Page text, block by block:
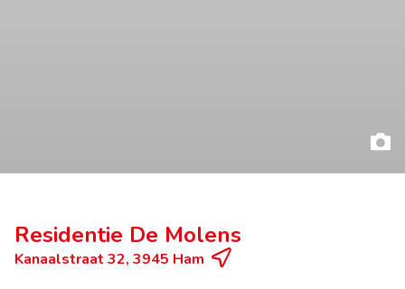
Residentie De Molens
Kanaalstraat 32, 3945 Ham